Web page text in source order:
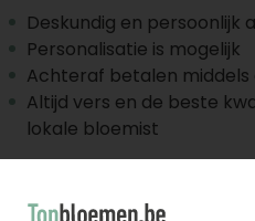
Deskundig en persoonlijk
Personalisatie is mogelijk
Achteraf betalen
Altijd vers en de beste
lokale bloemist